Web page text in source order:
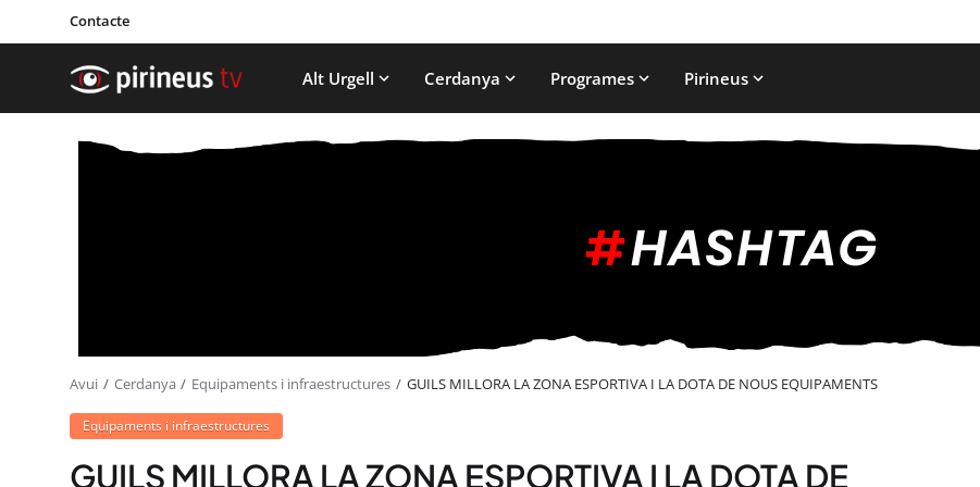
Contacte
Alt Urgell Cerdanya Programes Pirineus
Avui Cerdanya Equipaments i infraestructures GUILS MILLORA LA ZONA ESPORTIVA I LA DOTA DE NOUS EQUIPAMENTS
Equipaments i infraestructures
GUILS MILLORA LA ZONA ESPORTIVA I LA DOTA DE